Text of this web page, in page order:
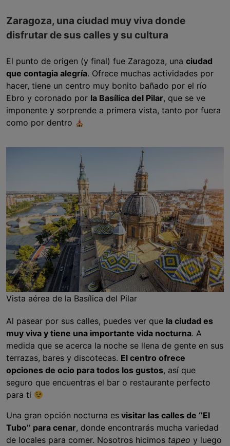
Zaragoza, una ciudad muy viva donde
disfrutar de sus calles y su cultura
El punto de origen (y final) fue Zaragoza, una ciudad
que contagia alegría. Ofrece muchas actividades por
hacer, tiene un centro muy bonito bañado por el río
Ebro y coronado por la Basílica del Pilar, que se ve
imponente y sorprende a primera vista, tanto por fuera
como por dentro
Vista aérea de la Basílica del Pilar
Al pasear por sus calles, puedes ver que la ciudad es
muy viva y tiene una importante vida nocturna. A
medida que se acerca la noche se llena de gente en sus
terrazas, bares y discotecas. El centro ofrece
opciones de ocio para todos los gustos, así que
seguro que encuentras el bar o restaurante perfecto
para ti
Una gran opción nocturna es visitar las calles de ‘’El
Tubo’’ para cenar, donde encontrarás mucha variedad
de locales para comer. Nosotros hicimos tapeo y luego